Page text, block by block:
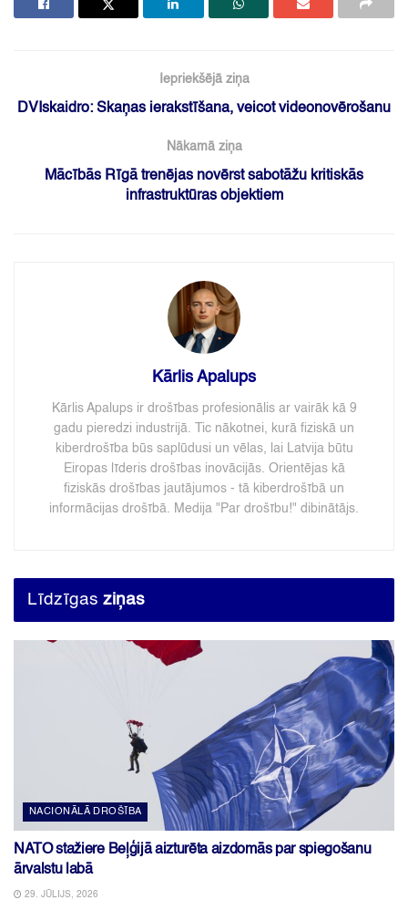
Iepriekšējā ziņa
DVIskaidro: Skaņas ierakstīšana, veicot videonovērošanu
Nākamā ziņa
Mācībās Rīgā trenējas novērst sabotāžu kritiskās
infrastruktūras objektiem
Kārlis Apalups
Kārlis Apalups ir drošības profesionālis ar vairāk kā 9
gadu pieredzi industrijā. Tic nākotnei, kurā fiziskā un
kiberdrošība būs saplūdusi un vēlas, lai Latvija būtu
Eiropas līderis drošības inovācijās. Orientējas kā
fiziskās drošības jautājumos - tā kiberdrošībā un
informācijas drošībā. Medija "Par drošību!" dibinātājs.
Līdzīgas ziņas
NACIONĀLĀ DROŠĪBA
NATO stažiere Beļģijā aizturēta aizdomās par spiegošanu
ārvalstu labā
29. JŪLIJS, 2026